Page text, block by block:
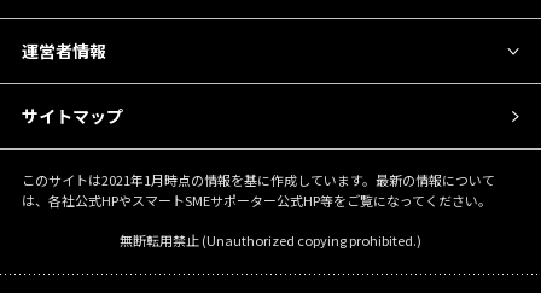
運営者情報
サイトマップ
このサイトは2021年1月時点の情報を基に作成しています。最新の情報について
は、各社公式HPやスマートSMEサポーター公式HP等をご覧になってください。
無断転用禁止 (Unauthorized copying prohibited.)